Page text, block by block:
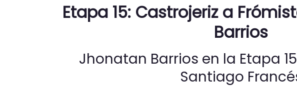
Etapa 15: Castrojeriz a
Barrios
Jhonatan Barrios en la Etapa
Santiago